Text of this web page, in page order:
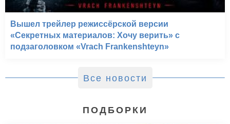
Вышел трейлер режиссёрской версии
«Секретных материалов: Хочу верить» с
подзаголовком «Vrach Frankenshteyn»
Все новости
ПОДБОРКИ